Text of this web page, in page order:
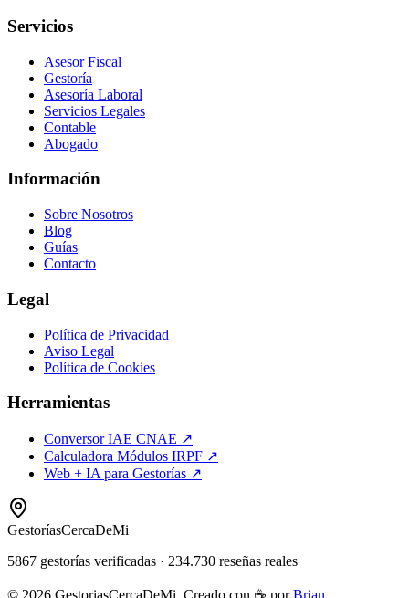
Servicios
Asesor Fiscal
Gestoría
Asesoría Laboral
Servicios Legales
Contable
Abogado
Información
Sobre Nosotros
Blog
Guías
Contacto
Legal
Política de Privacidad
Aviso Legal
Política de Cookies
Herramientas
Conversor IAE CNAE ↗
Calculadora Módulos IRPF ↗
Web + IA para Gestorías ↗
GestoríasCercaDeMi
5867 gestorías verificadas · 234.730 reseñas reales
© 2026 GestoriasCercaDeMi. Creado con ☕ por Brian